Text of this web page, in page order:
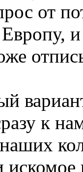
от
и
к